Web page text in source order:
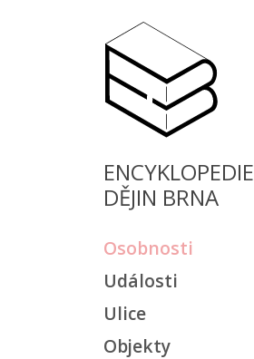
ENCYKLOPEDIE
DĚJIN BRNA
Osobnosti
Události
Ulice
Objekty